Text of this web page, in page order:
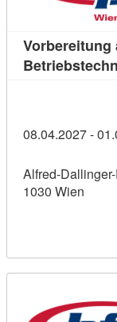
Vorbereitung
08.04.2027 -
Alfred-
1030 Wien